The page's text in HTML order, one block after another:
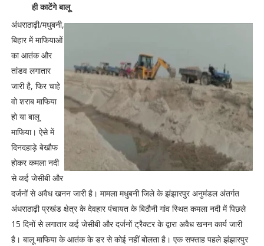
ही काटेंगे बालू
अंधराठाढ़ी/मधुबनी,
बिहार में माफियाओं
का आतंक और
तांडव लगातार
जारी है, फिर चाहे
वो शराब माफिया
हो या बालू
माफिया। ऐसे में
दिनदहाड़े बेखौफ
होकर कमला नदी
से कई जेसीबी और
दर्जनों से अवैध खनन जारी है। मामला मधुबनी जिले के झंझारपुर अनुमंडल अंतर्गत
अंधराठाढ़ी प्रखंड क्षेत्र के देवहार पंचायत के बिठौनी गांव स्थित कमला नदी में पिछले
15 दिनों से लगातार कई जेसीबी और दर्जनों ट्रैक्टर के द्वारा अवैध खनन कार्य जारी
है। बालू माफिया के आतंक के डर से कोई नहीं बोलता है। एक सफ्ताह पहले झंझारपुर